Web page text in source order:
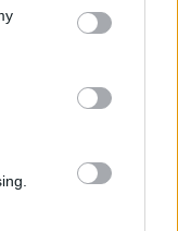
You may click to
party tags to
in below Google
Az EU szerint
a
után
vitában.